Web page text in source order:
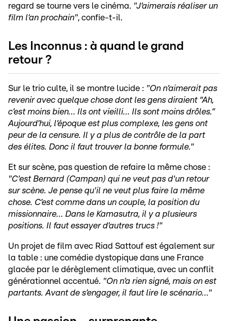
regard se tourne vers le cinéma. "J’aimerais réaliser un
film l’an prochain", confie-t-il.
Les Inconnus : à quand le grand
retour ?
Sur le trio culte, il se montre lucide : "On n’aimerait pas
revenir avec quelque chose dont les gens diraient “Ah,
c’est moins bien… Ils ont vieilli… Ils sont moins drôles.”
Aujourd’hui, l’époque est plus complexe, les gens ont
peur de la censure. Il y a plus de contrôle de la part
des élites. Donc il faut trouver la bonne formule."
Et sur scène, pas question de refaire la même chose :
"C'est Bernard (Campan) qui ne veut pas d'un retour
sur scène. Je pense qu'il ne veut plus faire la même
chose. C’est comme dans un couple, la position du
missionnaire… Dans le Kamasutra, il y a plusieurs
positions. Il faut essayer d’autres trucs !"
Un projet de film avec Riad Sattouf est également sur
la table : une comédie dystopique dans une France
glacée par le dérèglement climatique, avec un conflit
générationnel accentué. "On n’a rien signé, mais on est
partants. Avant de s’engager, il faut lire le scénario…"